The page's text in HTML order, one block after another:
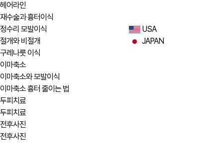
헤어라인
재수술과 흉터이식
정수리 모발이식
절개와 비절개
구레나룻 이식
이마축소
이마축소와 모발이식
이마축소 흉터 줄이는 법
두피치료
두피치료
전후사진
전후사진
USA
JAPAN